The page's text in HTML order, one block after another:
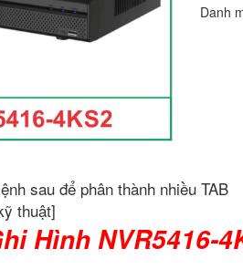
Danh
sau để phân thành nhiều TAB
thuật]
Hình NVR5416-